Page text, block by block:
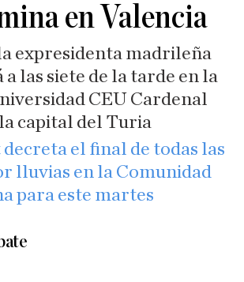
en Valencia
expresidenta madrileña
a las siete de la tarde en la
CEU Cardenal
capital del Turia
el final de todas las
lluvias en la Comunidad
para este martes​